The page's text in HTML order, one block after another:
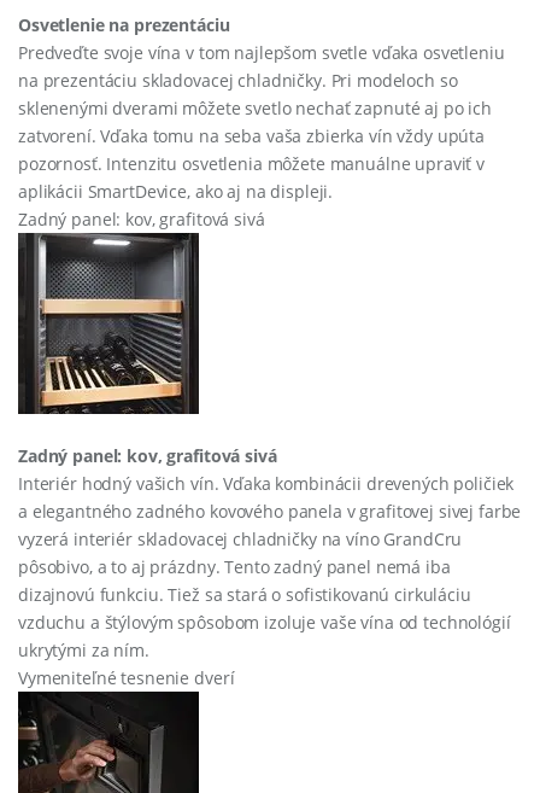
Osvetlenie na prezentáciu
Predveďte svoje vína v tom najlepšom svetle vďaka osvetleniu
na prezentáciu skladovacej chladničky. Pri modeloch so
sklenenými dverami môžete svetlo nechať zapnuté aj po ich
zatvorení. Vďaka tomu na seba vaša zbierka vín vždy upúta
pozornosť. Intenzitu osvetlenia môžete manuálne upraviť v
aplikácii SmartDevice, ako aj na displeji.
Zadný panel: kov, grafitová sivá
Zadný panel: kov, grafitová sivá
Interiér hodný vašich vín. Vďaka kombinácii drevených poličiek
a elegantného zadného kovového panela v grafitovej sivej farbe
vyzerá interiér skladovacej chladničky na víno GrandCru
pôsobivo, a to aj prázdny. Tento zadný panel nemá iba
dizajnovú funkciu. Tiež sa stará o sofistikovanú cirkuláciu
vzduchu a štýlovým spôsobom izoluje vaše vína od technológií
ukrytými za ním.
Vymeniteľné tesnenie dverí